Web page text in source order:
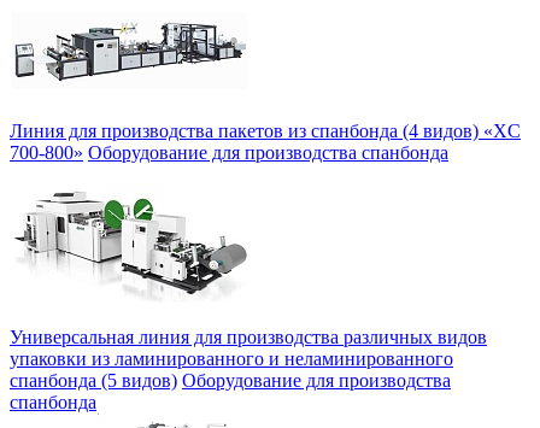
Линия для производства пакетов из спанбонда (4 видов) «XC
700-800» Оборудование для производства спанбонда
Универсальная линия для производства различных видов
упаковки из ламинированного и неламинированного
спанбонда (5 видов) Оборудование для производства
спанбонда